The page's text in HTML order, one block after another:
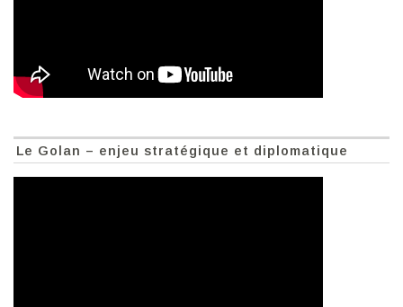
Le Golan – enjeu stratégique et diplomatique